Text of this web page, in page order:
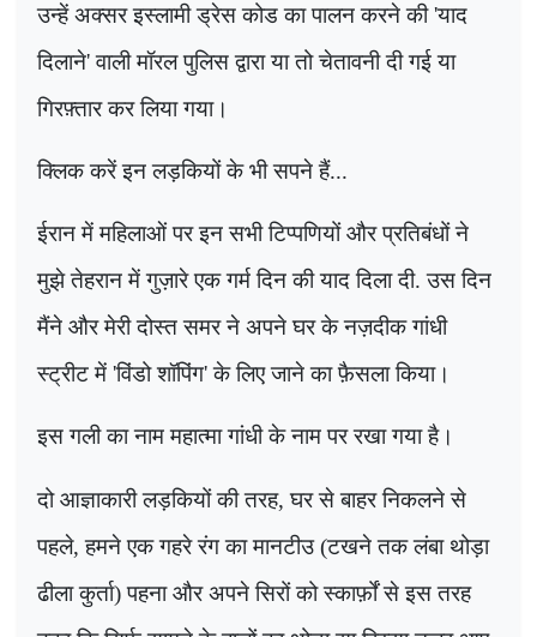
उन्हें अक्सर इस्लामी ड्रेस कोड का पालन करने की'याद
दिलाने'वाली मॉरल पुलिस द्वारा या तो चेतावनी दी गई या
गिरफ़्तार कर लिया गया।
क्लिक करें इन लड़कियों के भी सपने हैं...
ईरान में महिलाओं पर इन सभी टिप्पणियों और प्रतिबंधों ने
मुझे तेहरान में गुज़ारे एक गर्म दिन की याद दिला दी. उस दिन
मैंने और मेरी दोस्त समर ने अपने घर के नज़दीक गांधी
स्ट्रीट में 'विंडो शॉपिंग'के लिए जाने का फ़ैसला किया।
इस गली का नाम महात्मा गांधी के नाम पर रखा गया है।
दो आज्ञाकारी लड़कियों की तरह,घर से बाहर निकलने से
पहले,हमने एक गहरे रंग का मानटीउ (टखने तक लंबा थोड़ा
ढीला कुर्ता) पहना और अपने सिरों को स्कार्फ़ों से इस तरह